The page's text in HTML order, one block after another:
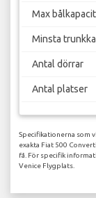
Max
Minsta
Antal dörrar
Antal platser
Specifikationerna som
exakta Fiat 500
få. För specifik
Venice Flygplats.